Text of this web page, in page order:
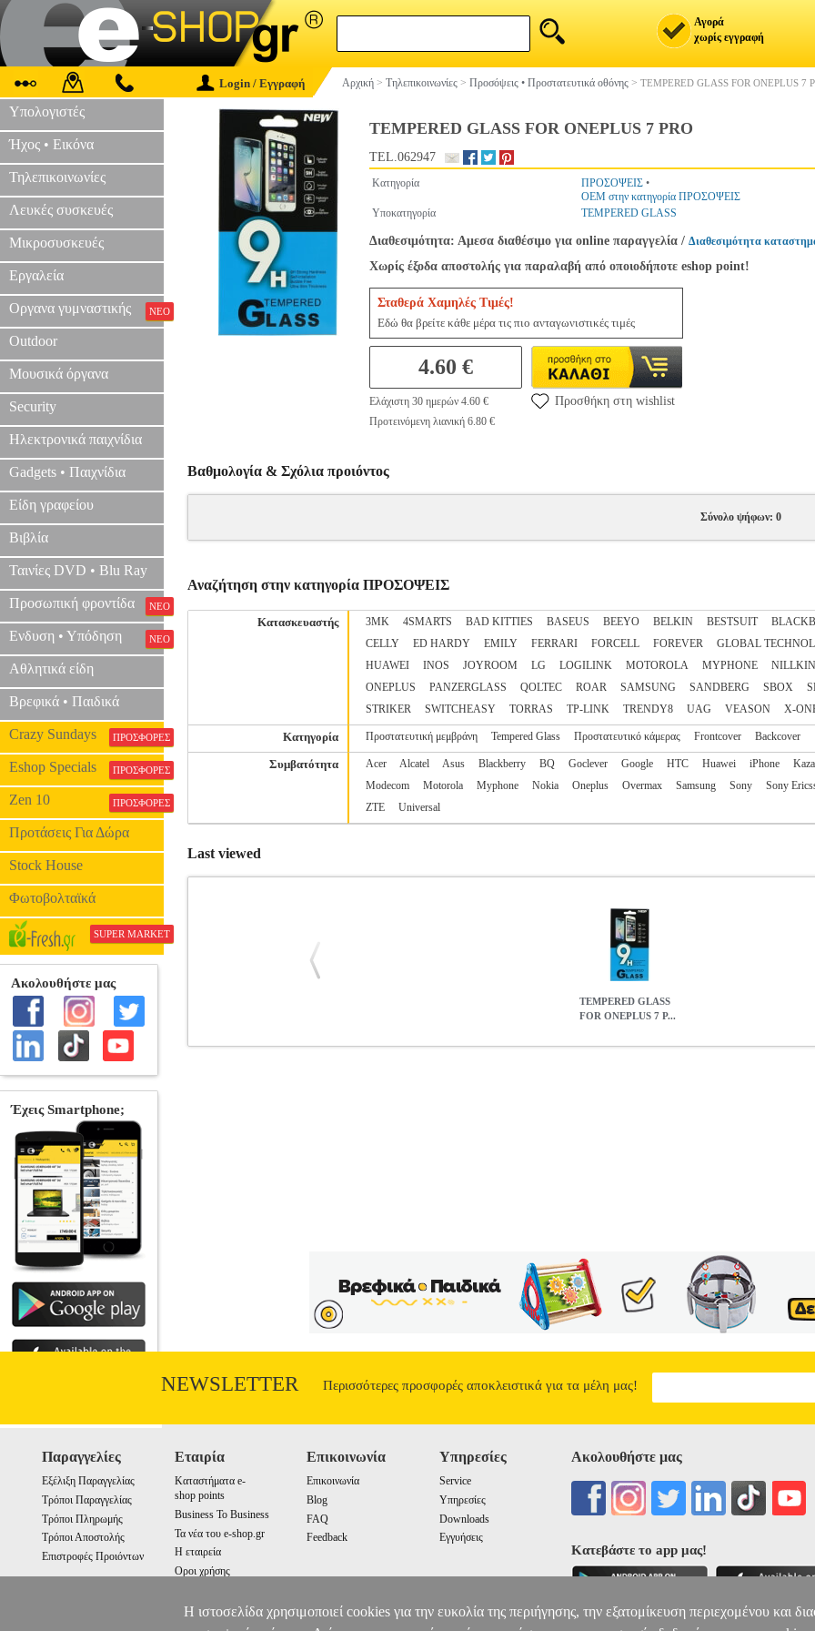
Αγορά
χωρίς εγγραφή
Login / Εγγραφή Αρχική > Τηλεπικοινωνίες > Προσόψεις • Προστατευτικά οθόνης > TEMPERED GLASS FOR ONEPLUS 7
Υπολογιστές
Ήχος • Εικόνα
Τηλεπικοινωνίες
Λευκές συσκευές
Μικροσυσκευές
Εργαλεία
Οργανα γυμναστικής ΝΕΟ
Outdoor
Μουσικά όργανα
Security
Ηλεκτρονικά παιχνίδια
Gadgets • Παιχνίδια
Είδη γραφείου
Βιβλία
Ταινίες DVD • Blu Ray
Προσωπική φροντίδα ΝΕΟ
Ενδυση • Υπόδηση ΝΕΟ
Αθλητικά είδη
Βρεφικά • Παιδικά
Crazy Sundays ΠΡΟΣΦΟΡΕΣ
Eshop Specials ΠΡΟΣΦΟΡΕΣ
Zen 10 ΠΡΟΣΦΟΡΕΣ
Προτάσεις Για Δώρα
Stock House
Φωτοβολταϊκά
SUPER MARKET
TEMPERED GLASS FOR ONEPLUS 7 PRO
TEL.062947
Κατηγορία ΠΡΟΣΟΨΕΙΣ •
OEM στην κατηγορία ΠΡΟΣΟΨΕΙΣ
Υποκατηγορία
TEMPERED GLASS
Διαθεσιμότητα: Αμεσα διαθέσιμο για online παραγγελία / Διαθεσιμότητα
Χωρίς έξοδα αποστολής για παραλαβή από οποιοδήποτε eshop point!
Σταθερά Χαμηλές Τιμές!
Εδώ θα βρείτε κάθε μέρα τις πιο ανταγωνιστικές τιμές
4.60 €
Ελάχιστη 30 ημερών 4.60 €
Προτεινόμενη λιανική 6.80 €
Προσθήκη στη wishlist
Βαθμολογία & Σχόλια προιόντος
Σύνολο ψήφων: 0
Αναζήτηση στην κατηγορία ΠΡΟΣΟΨΕΙΣ
Κατασκευαστής 3MK 4SMARTS BAD KITTIES BASEUS BEEYO BELKIN BESTSUIT
CELLY
ED HARDY EMILY FERRARI FORCELL FOREVER GLOBAL
HUAWEI
INOS JOYROOM LG LOGILINK MOTOROLA MYPHONE NILLKIN
ONEPLUS
PANZERGLASS QOLTEC ROAR SAMSUNG SANDBERG SBOX
STRIKER
SWITCHEASY TORRAS TP-LINK TRENDY8 UAG VEASON X-
Κατηγορία Προστατευτική μεμβράνη Tempered Glass Προστατευτικό κάμερας Frontcover Backcover
Συμβατότητα Acer Alcatel Asus Blackberry BQ Goclever Google HTC Huawei iPhone
Modecom
Motorola Myphone Nokia Oneplus Overmax Samsung Sony Sony
ZTE
Universal
Last viewed
TEMPERED GLASS
FOR ONEPLUS 7 P...
NEWSLETTER Περισσότερες προσφορές αποκλειστικά για τα μέλη μας!
Παραγγελίες
Εξέλιξη Παραγγελίας
Τρόποι Παραγγελίας
Τρόποι Πληρωμής
Τρόποι Αποστολής
Επιστροφές Προιόντων
Εταιρία
Καταστήματα e-
shop points
Business To Business
Τα νέα του e-shop.gr
Η εταιρεία
Οροι χρήσης
Επικοινωνία
Επικοινωνία
Blog
FAQ
Feedback
Υπηρεσίες
Service
Υπηρεσίες
Downloads
Εγγυήσεις
Ακολουθήστε μας
Κατεβάστε το app μας!
Η ιστοσελίδα χρησιμοποιεί cookies για την ευκολία της περιήγησης, την εξατομίκευση περιεχομένου και